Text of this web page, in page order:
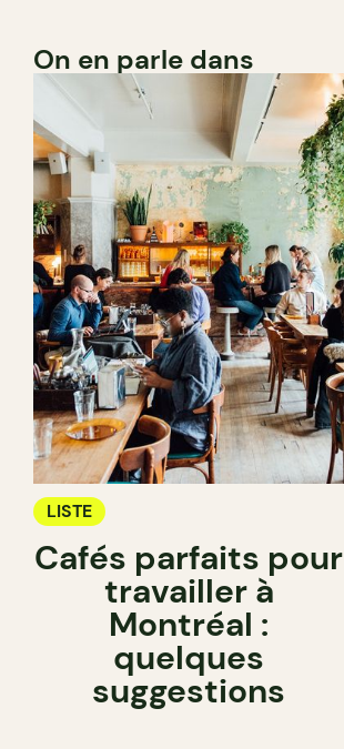
On en parle dans
LISTE
Cafés parfaits pour
travailler à
Montréal :
quelques
suggestions